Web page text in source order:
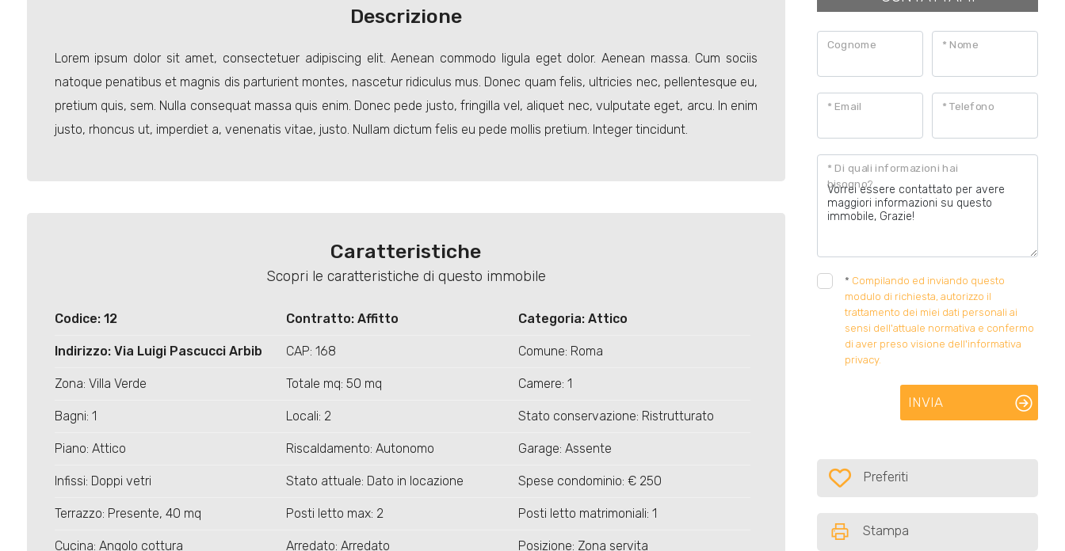
Descrizione
Lorem ipsum dolor sit amet, consectetuer adipiscing elit. Aenean commodo ligula eget dolor. Aenean massa. Cum sociis
natoque penatibus et magnis dis parturient montes, nascetur ridiculus mus. Donec quam felis, ultricies nec, pellentesque eu,
pretium quis, sem. Nulla consequat massa quis enim. Donec pede justo, fringilla vel, aliquet nec, vulputate eget, arcu. In enim
justo, rhoncus ut, imperdiet a, venenatis vitae, justo. Nullam dictum felis eu pede mollis pretium. Integer tincidunt.
Caratteristiche
Scopri le caratteristiche di questo immobile
Codice: 12 Contratto: Affitto Categoria: Attico
Indirizzo: Via Luigi Pascucci Arbib CAP: 168 Comune: Roma
Zona: Villa Verde Totale mq: 50 mq Camere: 1
Bagni: 1 Locali: 2 Stato conservazione: Ristrutturato
Piano: Attico Riscaldamento: Autonomo Garage: Assente
Infissi: Doppi vetri Stato attuale: Dato in locazione Spese condominio: € 250
Terrazzo: Presente, 40 mq Posti letto max: 2 Posti letto matrimoniali: 1
Cucina: Angolo cottura Arredato: Arredato Posizione: Zona servita
* Nome
Cognome
* Telefono
* Email
* Di quali informazioni hai
bisogno?
* Compilando ed inviando questo
modulo di richiesta, autorizzo il
trattamento dei miei dati personali ai
sensi dell'attuale normativa e confermo
di aver preso visione dell'informativa
privacy.
INVIA
Preferiti: Cod. 12
Preferiti
Stampa